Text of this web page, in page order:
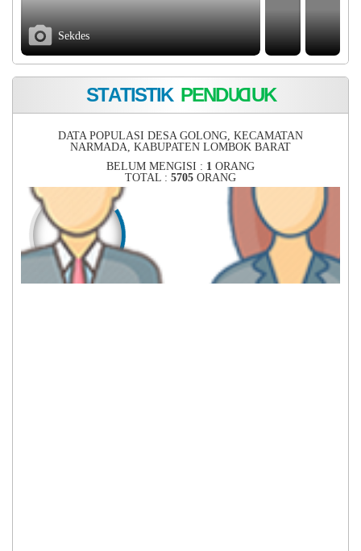
Sekdes
STATISTIK PENDUDUK
DATA POPULASI DESA GOLONG, KECAMATAN
NARMADA, KABUPATEN LOMBOK BARAT
BELUM MENGISI : 1 ORANG
TOTAL : 5705 ORANG